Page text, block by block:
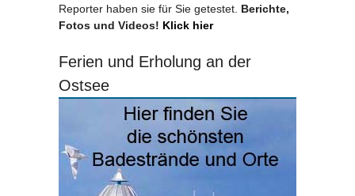
Reporter haben sie für Sie getestet. Berichte,
Fotos und Videos! Klick hier
Ferien und Erholung an der
Ostsee